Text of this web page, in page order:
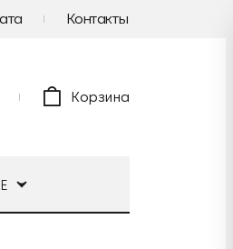
Контакты
Корзина